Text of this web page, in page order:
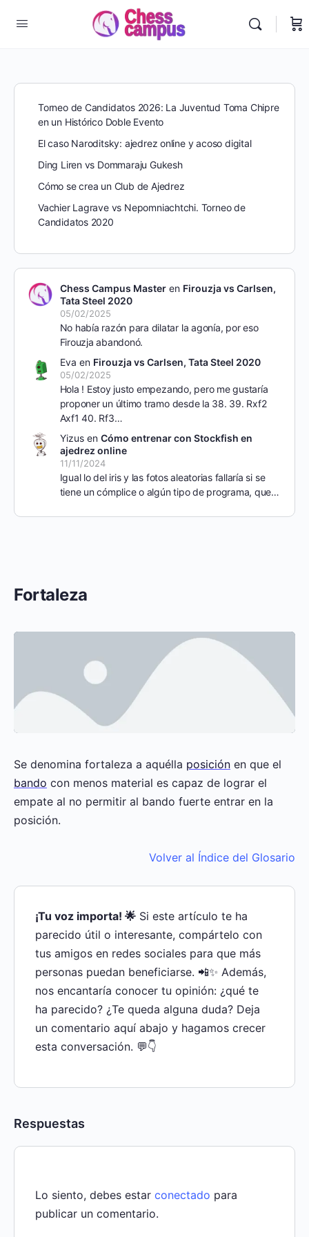
Fortaleza
Se denomina fortaleza a aquélla posición en que el
bando con menos material es capaz de lograr el
empate al no permitir al bando fuerte entrar en la
posición.
Volver al Índice del Glosario
¡Tu voz importa! 🌟 Si este artículo te ha
parecido útil o interesante, compártelo con
tus amigos en redes sociales para que más
personas puedan beneficiarse. 📲✨ Además,
nos encantaría conocer tu opinión: ¿qué te
ha parecido? ¿Te queda alguna duda? Deja
un comentario aquí abajo y hagamos crecer
esta conversación. 💬👇
Respuestas
Lo siento, debes estar conectado para
publicar un comentario.
Torneo de Candidatos 2026: La Juventud Toma Chipre
en un Histórico Doble Evento
El caso Naroditsky: ajedrez online y acoso digital
Ding Liren vs Dommaraju Gukesh
Cómo se crea un Club de Ajedrez
Vachier Lagrave vs Nepomniachtchi. Torneo de
Candidatos 2020
Chess Campus Masteren Firouzja vs Carlsen,
Tata Steel 2020
05/02/2025
No había razón para dilatar la agonía, por eso
Firouzja abandonó.
Eva en Firouzja vs Carlsen, Tata Steel 2020
05/02/2025
Hola ! Estoy justo empezando, pero me gustaría
proponer un último tramo desde la 38. 39. Rxf2
Axf1 40. Rf3…
Yizusen Cómo entrenar con Stockfish en
ajedrez online
11/11/2024
Igual lo del iris y las fotos aleatorias fallaría si se
tiene un cómplice o algún tipo de programa, que…